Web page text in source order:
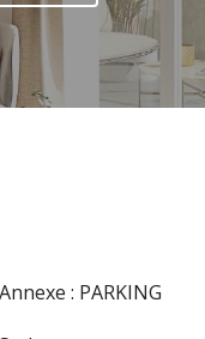
Annexe : PARKING